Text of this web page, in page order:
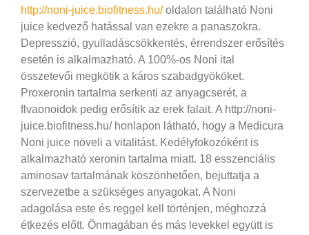
http://noni-juice.biofitness.hu/oldalon található Noni
juice kedvező hatással van ezekre a panaszokra.
Depresszió, gyulladáscsökkentés, érrendszer erősítés
esetén is alkalmazható. A 100%-os Noni ital
összetevői megkötik a káros szabadgyököket.
Proxeronin tartalma serkenti az anyagcserét, a
flvaonoidok pedig erősítik az erek falait. A http://noni-
juice.biofitness.hu/ honlapon látható, hogy a Medicura
Noni juice növeli a vitalitást. Kedélyfokozóként is
alkalmazható xeronin tartalma miatt. 18 esszenciális
aminosav tartalmának köszönhetően, bejuttatja a
szervezetbe a szükséges anyagokat. A Noni
adagolása este és reggel kell történjen, méghozzá
étkezés előtt. Önmagában és más levekkel együtt is